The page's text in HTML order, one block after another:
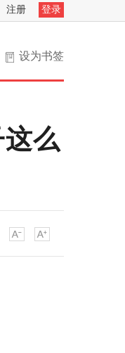
注册 登录
设为书签
么